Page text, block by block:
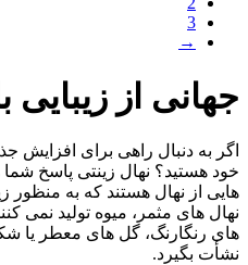
3
→
جهانی از زیبایی
اگر به دنبال راهی برای افزایش
خود هستید؟ نهال زینتی پاسخ شما
هایی از نهال هستند که به منظور
نهال های مثمر، میوه تولید نمی
های رنگارنگ، گل های معطر یا
نشأت بگیرد.